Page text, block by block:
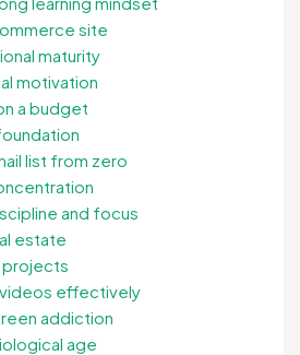
site
maturity
motivation
a budget
list from zero
and focus
estate
projects
effectively
addiction
age